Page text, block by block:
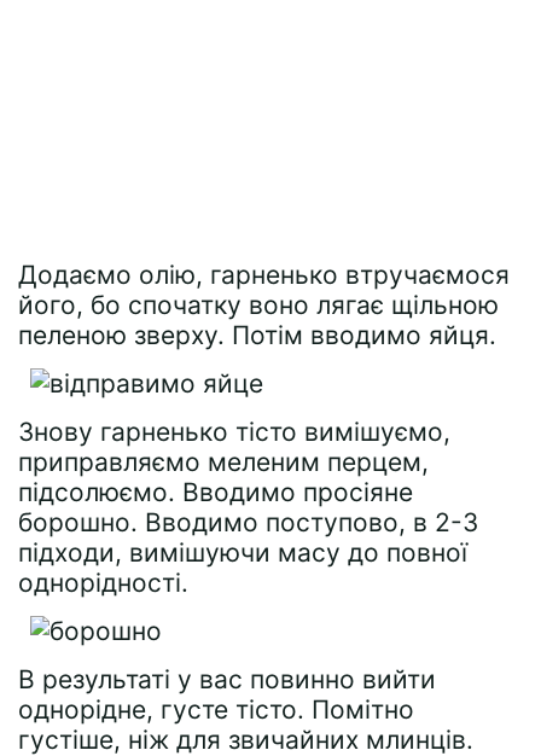
Додаємо олію, гарненько втручаємося
його, бо спочатку воно лягає щільною
пеленою зверху. Потім вводимо яйця.
Знову гарненько тісто вимішуємо,
приправляємо меленим перцем,
підсолюємо. Вводимо просіяне
борошно. Вводимо поступово, в 2-3
підходи, вимішуючи масу до повної
однорідності.
В результаті у вас повинно вийти
однорідне, густе тісто. Помітно
густіше, ніж для звичайних млинців.